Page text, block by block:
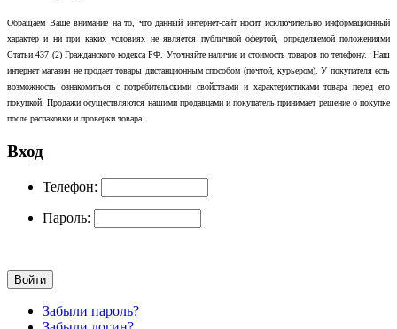
Обращаем Ваше внимание на то, что данный интернет-сайт носит исключительно информационный
характер и ни при каких условиях не является публичной офертой, определяемой положениями
Статьи 437 (2) Гражданского кодекса РФ. Уточняйте наличие и стоимость товаров по телефону. Наш
интернет магазин не продает товары дистанционным способом (почтой, курьером). У покупателя есть
возможность ознакомиться с потребительскими свойствами и характеристиками товара перед его
покупкой. Продажи осуществляются нашими продавцами и покупатель принимает решение о покупке
после распаковки и проверки товара.
Вход
Телефон:
Пароль:
Забыли пароль?